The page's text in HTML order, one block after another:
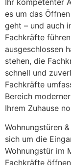
Ihr kompetenter
es um das
geht – und auch
Fachkräfte
ausgeschlossen
stehen, die
schnell und
Fachkräfte
Bereich
Ihrem Zuhause
Wohnungstüren
sich um die
Wohnungstür im
Fachkräfte